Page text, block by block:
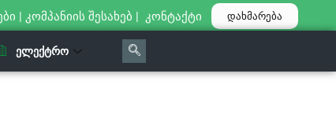
| კომპანიის შესახებ | კონტაქტი დახმარება
ᲔᲚᲔᲥᲢᲠᲝ